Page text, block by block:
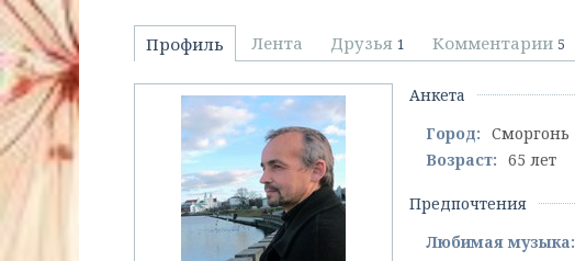
Профиль Лента Друзья 1 Комментарии 5
Анкета
Город: Сморгонь
Возраст: 65 лет
Предпочтения
Любимая музыка: